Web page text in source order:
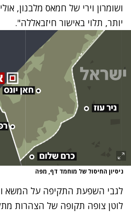
ושומרון וירי של חמאס מלבנון,
יותר, תלוי באישור חיזבאללה".
ניסיון החיסול של מוחמד דף, מפה
לגבי השפעת התקיפה על המשא
לוטן צופה תקופה של הצהרות